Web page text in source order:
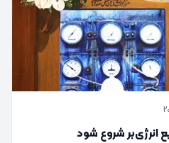
انرژی‌بر شروع شود